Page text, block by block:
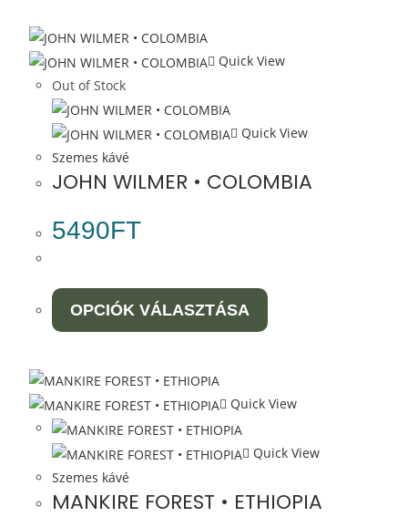
Quick View
Out of Stock
Quick View
Szemes kávé
JOHN WILMER • COLOMBIA
5490FT
OPCIÓK VÁLASZTÁSA
Quick View
Quick View
Szemes kávé
MANKIRE FOREST • ETHIOPIA